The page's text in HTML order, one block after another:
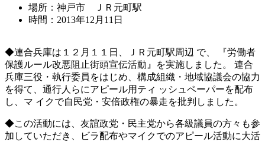
場所：神戸市 ＪＲ元町駅
時間：2013年12月11日
◆連合兵庫は１２月１１日、ＪＲ元町駅周辺 で、 『労働者
保護ルール改悪阻止街頭宣伝活動』を実施しました。 連合
兵庫三役・執行委員をはじめ、構成組織・地域協議会の協力
を得て、通行人らにアピール用ティ ッシュペーパーを配布
し、マ イクで自民党・安倍政権の暴走を批判しました。
◆この活動には、友誼政党・民主党から各級議員の方々も参
加していただき、ビラ配布やマイクでのアピール活動に大活